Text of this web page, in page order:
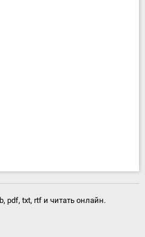
pdf, txt, rtf и читать онлайн.